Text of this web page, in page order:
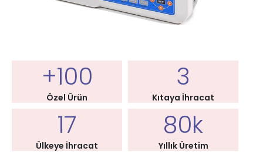
+100
Özel Ürün
3
Kıtaya İhracat
17
Ülkeye İhracat
80k
Yıllık Üretim